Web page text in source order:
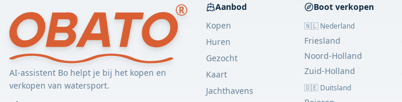
AI-assistent Bo helpt je bij het kopen en
verkopen van watersport.
Aanbod
Kopen
Huren
Gezocht
Kaart
Jachthavens
Boot verkopen
🇳🇱 Nederland
Friesland
Noord-Holland
Zuid-Holland
🇩🇪 Duitsland